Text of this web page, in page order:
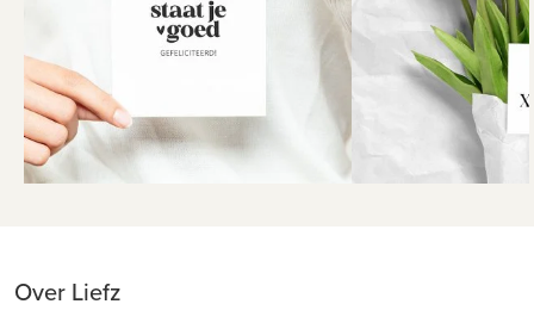
Over Liefz